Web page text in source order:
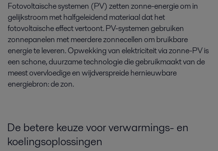
Fotovoltaïsche systemen (PV) zetten zonne-energie om in
gelijkstroom met halfgeleidend materiaal dat het
fotovoltaïsche effect vertoont. PV-systemen gebruiken
zonnepanelen met meerdere zonnecellen om bruikbare
energie te leveren. Opwekking van elektriciteit via zonne-PV is
een schone, duurzame technologie die gebruikmaakt van de
meest overvloedige en wijdverspreide hernieuwbare
energiebron: de zon.
De betere keuze voor verwarmings- en
koelingsoplossingen